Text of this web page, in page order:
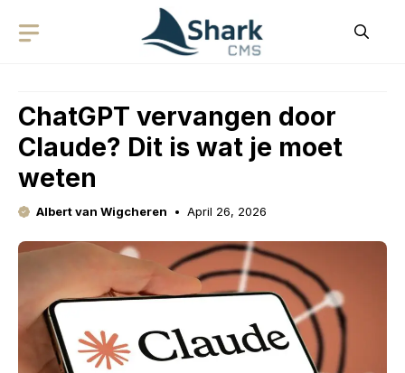
ChatGPT vervangen door
Claude? Dit is wat je moet
weten
Albert van Wigcheren April 26, 2026